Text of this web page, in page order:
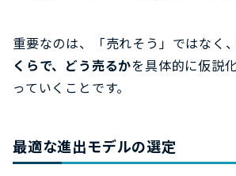
重要なのは、「売れそう」ではなく、
くらで、どう売るかを具体的に仮説
っていくことです。
最適な進出モデルの選定